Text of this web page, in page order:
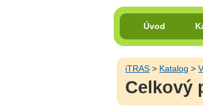
Úvod
iTRAS > Katalog >
Celkový